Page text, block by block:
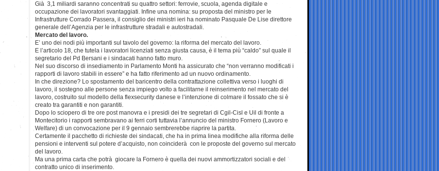
Già 3,1 miliardi saranno concentrati su quattro settori: ferrovie, scuola, agenda digitale e
occupazione dei lavoratori svantaggiati. Infine una nomina: su proposta del ministro per le
Infrastrutture Corrado Passera, il consiglio dei ministri ieri ha nominato Pasquale De Lise direttore
generale dell’Agenzia per le infrastrutture stradali e autostradali.
Mercato del lavoro.
E’ uno dei nodi più importanti sul tavolo del governo: la riforma del mercato del lavoro.
E l’articolo 18, che tutela i lavoratori licenziati senza giusta causa, è il tema più “caldo” sul quale il
segretario del Pd Bersani e i sindacati hanno fatto muro.
Nel suo discorso di insediamento in Parlamento Monti ha assicurato che “non verranno modificati i
rapporti di lavoro stabili in essere” e ha fatto riferimento ad un nuovo ordinamento.
In che direzione? Lo spostamento del baricentro della contrattazione collettiva verso i luoghi di
lavoro, il sostegno alle persone senza impiego volto a facilitarne il reinserimento nel mercato del
lavoro, costruito sul modello della flexsecurity danese e l’intenzione di colmare il fossato che si è
creato tra garantiti e non garantiti.
Dopo lo sciopero di tre ore post manovra e i presidi dei tre segretari di Cgil-Cisl e Uil di fronte a
Montecitorio i rapporti sembravano ai ferri corti tuttavia l’annuncio del ministro Fornero (Lavoro e
Welfare) di un convocazione per il 9 gennaio sembrerebbe riaprire la partita.
Certamente il pacchetto di richieste dei sindacati, che ha in prima linea modifiche alla riforma delle
pensioni e interventi sul potere d’acquisto, non coinciderà con le proposte del governo sul mercato
del lavoro.
Ma una prima carta che potrà giocare la Fornero è quella dei nuovi ammortizzatori sociali e del
contratto unico di inserimento.